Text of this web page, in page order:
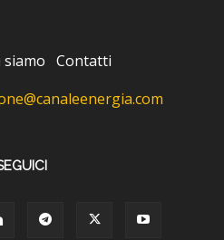
siamo Contatti